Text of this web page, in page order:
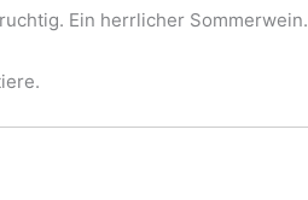
Ein herrlicher Sommerwein.